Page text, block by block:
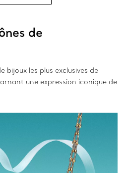
de
bijoux les plus exclusives de
une expression iconique de